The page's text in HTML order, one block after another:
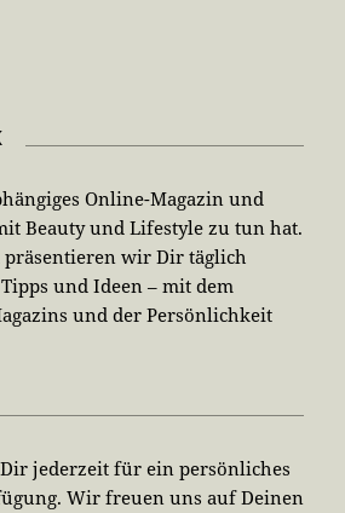
Online-Magazin und
Beauty und Lifestyle zu tun hat.
präsentieren wir Dir täglich
und Ideen – mit dem
und der Persönlichkeit
jederzeit für ein persönliches
Wir freuen uns auf Deinen